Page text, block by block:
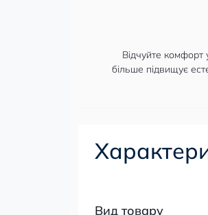
Відчуйте комфорт
більше підвищує
Вид товару